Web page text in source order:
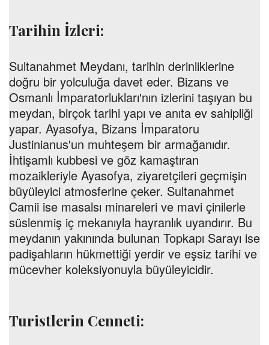
Tarihin İzleri:
Sultanahmet Meydanı, tarihin derinliklerine
doğru bir yolculuğa davet eder. Bizans ve
Osmanlı İmparatorlukları'nın izlerini taşıyan bu
meydan, birçok tarihi yapı ve anıta ev sahipliği
yapar. Ayasofya, Bizans İmparatoru
Justinianus'un muhteşem bir armağanıdır.
İhtişamlı kubbesi ve göz kamaştıran
mozaikleriyle Ayasofya, ziyaretçileri geçmişin
büyüleyici atmosferine çeker. Sultanahmet
Camii ise masalsı minareleri ve mavi çinilerle
süslenmiş iç mekanıyla hayranlık uyandırır. Bu
meydanın yakınında bulunan Topkapı Sarayı ise
padişahların hükmettiği yerdir ve eşsiz tarihi ve
mücevher koleksiyonuyla büyüleyicidir.
Turistlerin Cenneti: